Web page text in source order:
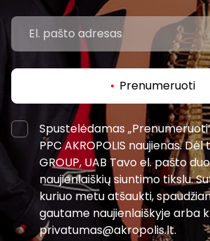
Prenumeruoti
Spustelėdamas
PPC AKROPOLIS naujienas. Dėl
GROUP, UAB Tavo el. pašto
naujienlaiškių siuntimo tikslu.
kuriuo metu atšaukti,
gautame naujienlaiškyje arba
privatumas@akropolis.lt.